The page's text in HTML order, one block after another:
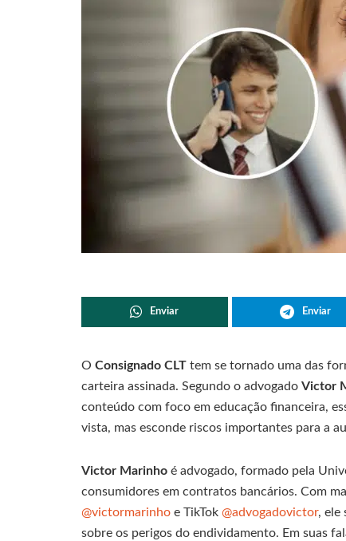
Enviar Enviar
O Consignado CLT tem se tornado uma das
carteira assinada. Segundo o advogado Victor
conteúdo com foco em educação financeira,
vista, mas esconde riscos importantes para a
Victor Marinho é advogado, formado pela
consumidores em contratos bancários. Com
@victormarinho e TikTok @advogadovictor, ele
sobre os perigos do endividamento. Em suas